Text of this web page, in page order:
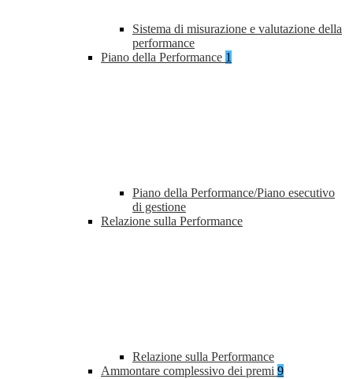
Sistema di misurazione e valutazione della
performance
Piano della Performance 1
Piano della Performance/Piano esecutivo
di gestione
Relazione sulla Performance
Relazione sulla Performance
Ammontare complessivo dei premi 9